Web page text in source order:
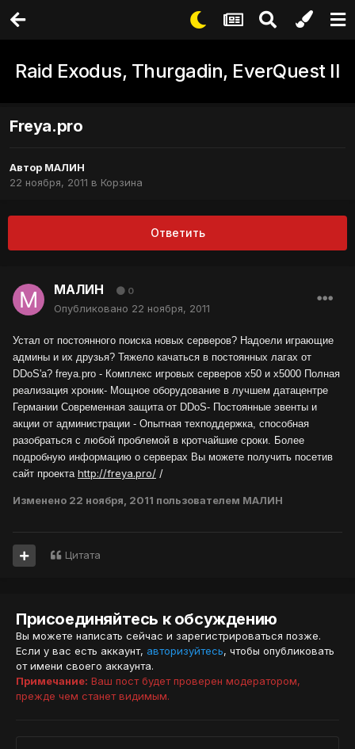
Raid Exodus, Thurgadin, EverQuest II
Freya.pro
Автор МАЛИН
22 ноября, 2011 в Корзина
Ответить
МАЛИН 0
Опубликовано 22 ноября, 2011
Устал от постоянного поиска новых серверов? Надоели играющие
админы и их друзья? Тяжело качаться в постоянных лагах от
DDoS'а? freya.pro - Комплекс игровых серверов х50 и х5000 Полная
реализация хроник- Мощное оборудование в лучшем датацентре
Германии Современная защита от DDoS- Постоянные эвенты и
акции от администрации - Опытная техподдержка, способная
разобраться с любой проблемой в кротчайшие сроки. Более
подробную информацию о серверах Вы можете получить посетив
сайт проекта http://freya.pro/ /
Изменено 22 ноября, 2011 пользователем МАЛИН
Цитата
Присоединяйтесь к обсуждению
Вы можете написать сейчас и зарегистрироваться позже.
Если у вас есть аккаунт, авторизуйтесь, чтобы опубликовать
от имени своего аккаунта.
Примечание: Ваш пост будет проверен модератором,
прежде чем станет видимым.